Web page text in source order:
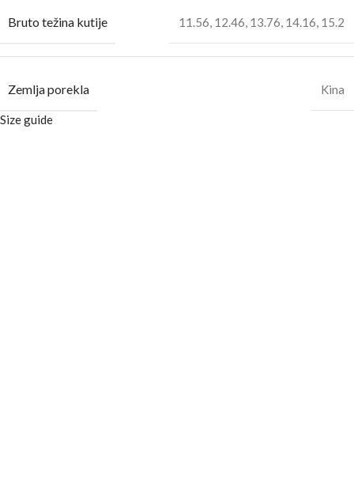
Bruto težina kutije 11.56, 12.46, 13.76, 14.16, 15.2
Zemlja porekla Kina
Size guide